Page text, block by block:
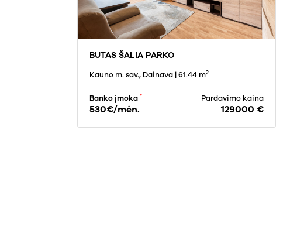
BUTAS ŠALIA PARKO
Kauno m. sav., Dainava | 61.44 m2
Banko įmoka *
530€/mėn.
Pardavimo kaina
129000 €